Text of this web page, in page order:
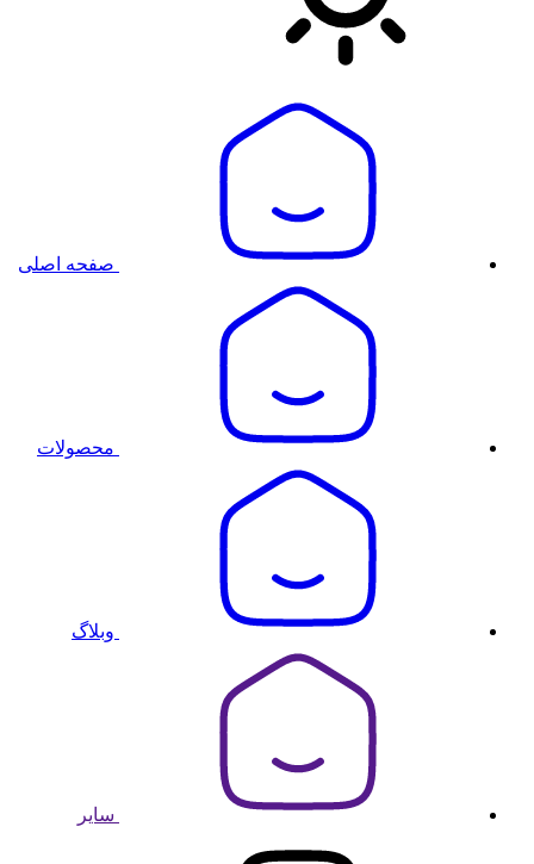
صفحه اصلی
محصولات
وبلاگ
سایر